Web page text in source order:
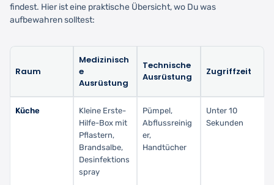
findest. Hier ist eine praktische Übersicht, wo Du was
aufbewahren solltest:
Raum
Medizinisch
e
Ausrüstung
Technische
Ausrüstung
Zugriffzeit
Küche
Kleine Erste-
Hilfe-Box mit
Pflastern,
Brandsalbe,
Desinfektions
spray
Pümpel,
Abflussreinig
er,
Handtücher
Unter 10
Sekunden